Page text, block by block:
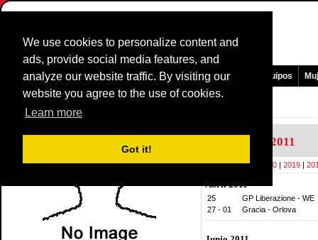
We use cookies to personalize content and
ads, provide social media features, and
analyze our website traffic. By visiting our
website you agree to the use of cookies.
Learn more
Got it!
Pagina Principal Noticias y medios Juegos Carreras Equipos
Corredores Perfil:
2011
2021 2020| 2019|
Abril 2011
25
GP Liberazione - WE
27 - 01
Gracia - Orlova